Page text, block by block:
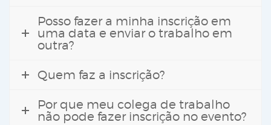
Posso fazer a minha inscrição em
uma data e enviar o trabalho em
outra?
Quem faz a inscrição?
Por que meu colega de trabalho
não pode fazer inscrição no evento?